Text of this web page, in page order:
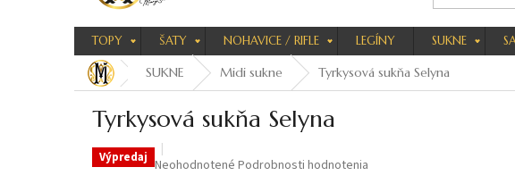
TOPY ŠATY NOHAVICE / RIFLE LEGÍNY SUKNE
SUKNE Midi sukne Tyrkysová sukňa Selyna
Tyrkysová sukňa Selyna
Výpredaj Priemerné
Neohodnotené Podrobnosti hodnotenia